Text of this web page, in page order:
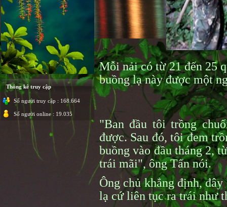
Thông kê truy cập
Số người truy cập : 168.664
Số người online : 19.035
Mỗi nải có từ 21 đến 25
buồng lạ này được một
"Ban đầu tôi trồng
được. Sau đó, tôi đem
buồng vào đầu tháng 2,
trái mãi", ông Tấn nói.
Ông chủ khẳng định,
lạ cứ liên tục ra trái như